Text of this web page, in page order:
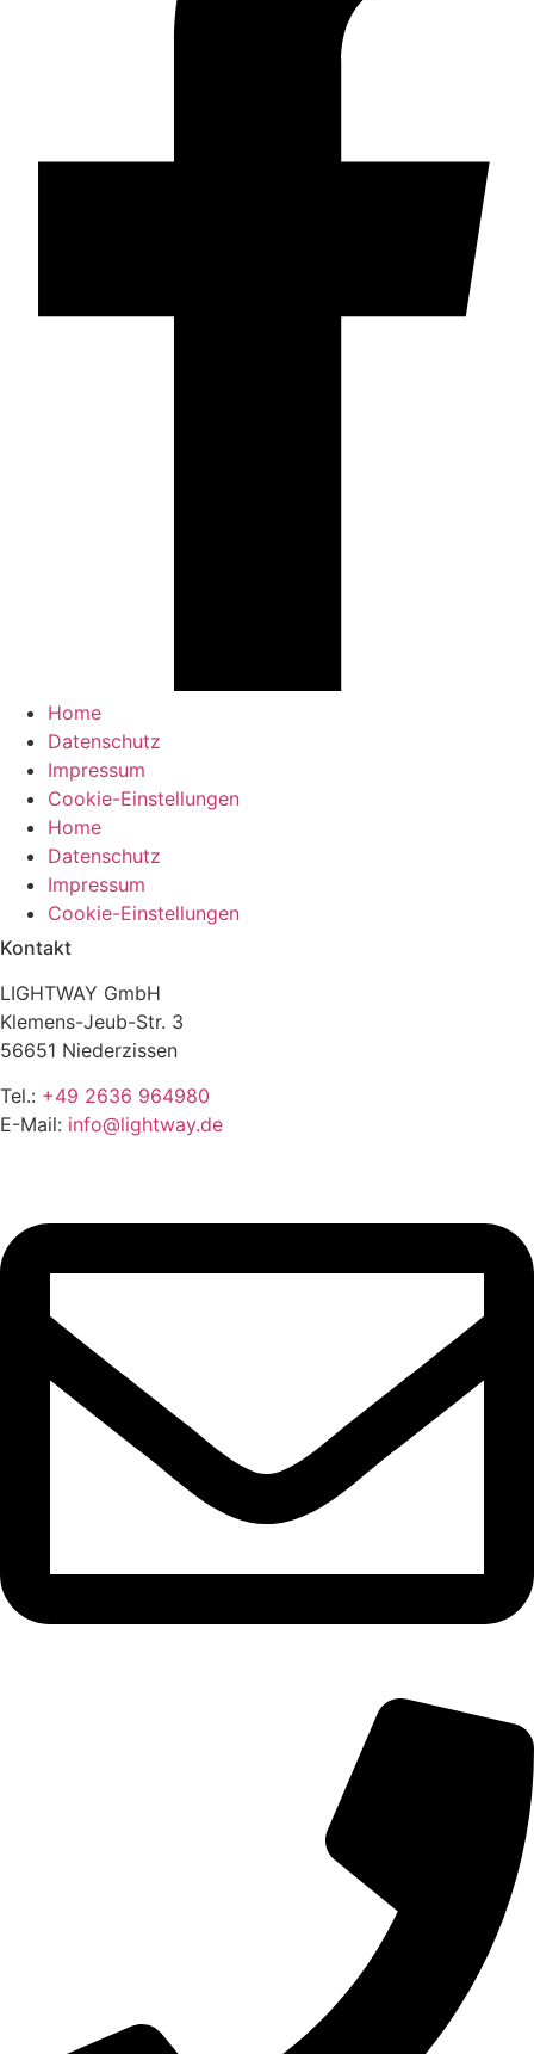
Home
Datenschutz
Impressum
Cookie-Einstellungen
Home
Datenschutz
Impressum
Cookie-Einstellungen
Kontakt
LIGHTWAY GmbH
Klemens-Jeub-Str. 3
56651 Niederzissen
Tel.: +49 2636 964980
E-Mail: info@lightway.de